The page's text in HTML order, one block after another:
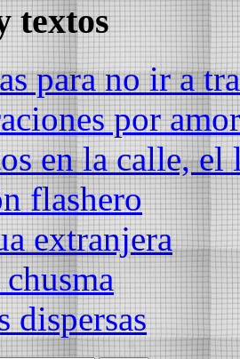
textos
para no ir a
por amor
en la calle, el
flashero
extranjera
dispersas